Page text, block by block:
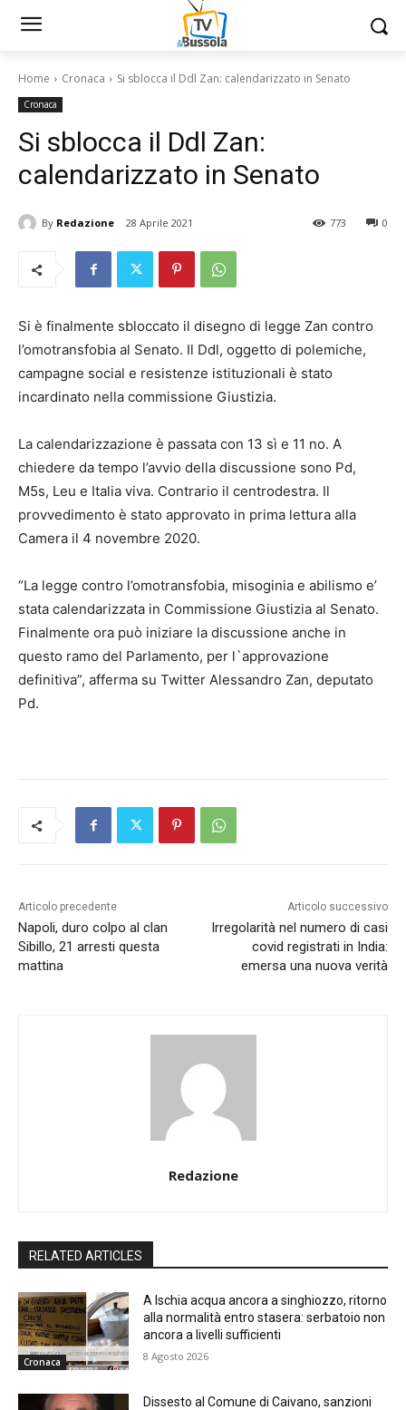
Home Cronaca Si sblocca il Ddl Zan: calendarizzato in Senato
Cronaca
Si sblocca il Ddl Zan:
calendarizzato in Senato
By Redazione 28 Aprile 2021 0
773
Si è finalmente sbloccato il disegno di legge Zan contro
l’omotransfobia al Senato. Il Ddl, oggetto di polemiche,
campagne social e resistenze istituzionali è stato
incardinato nella commissione Giustizia.
La calendarizzazione è passata con 13 sì e 11 no. A
chiedere da tempo l’avvio della discussione sono Pd,
M5s, Leu e Italia viva. Contrario il centrodestra. Il
provvedimento è stato approvato in prima lettura alla
Camera il 4 novembre 2020.
“La legge contro l’omotransfobia, misoginia e abilismo e’
stata calendarizzata in Commissione Giustizia al Senato.
Finalmente ora può iniziare la discussione anche in
questo ramo del Parlamento, per l`approvazione
definitiva”, afferma su Twitter Alessandro Zan, deputato
Pd.
Articolo precedente
Napoli, duro colpo al clan
Sibillo, 21 arresti questa
mattina
Articolo successivo
Irregolarità nel numero di casi
covid registrati in India:
emersa una nuova verità
Redazione
RELATED ARTICLES
Cronaca
A Ischia acqua ancora a singhiozzo, ritorno
alla normalità entro stasera: serbatoio non
ancora a livelli sufficienti
8 Agosto 2026
Dissesto al Comune di Caivano, sanzioni